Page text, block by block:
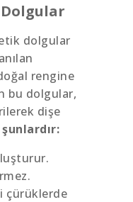
dolgular
rengine
bu dolgular,
dişe
çürüklerde